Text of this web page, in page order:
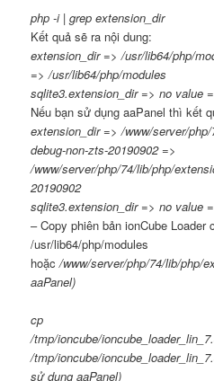
php -i | grep extension_dir
Kết quả sẽ ra nội dung:
extension_dir => /usr/lib64/php/
=> /usr/lib64/php/modules
sqlite3.extension_dir=> no value =
Nếu bạn sử dụng aaPanel thì kết
extension_dir => /www/server/
debug-non-zts-20190902 =>
/www/server/php/74/lib/php/
20190902
sqlite3.extension_dir => no value
– Copy phiên bản ionCube
/usr/lib64/php/modules
hoặc/www/server/php/74/lib/php/
aaPanel)
cp
/tmp/ioncube/ioncube_loader_lin_7.
/tmp/ioncube/ioncube_loader_lin_7.
sử dụng aaPanel)